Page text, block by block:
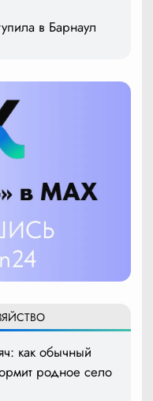
в Барнаул
как обычный
родное село